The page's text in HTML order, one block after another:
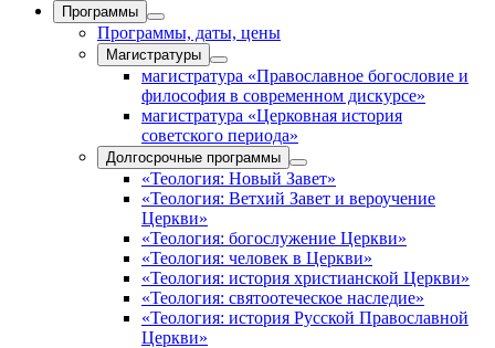
Программы
Программы, даты, цены
Магистратуры
магистратура «Православное богословие и
философия в современном дискурсе»
магистратура «Церковная история
советского периода»
Долгосрочные программы
«Теология: Новый Завет»
«Теология: Ветхий Завет и вероучение
Церкви»
«Теология: богослужение Церкви»
«Теология: человек в Церкви»
«Теология: история христианской Церкви»
«Теология: святоотеческое наследие»
«Теология: история Русской Православной
Церкви»